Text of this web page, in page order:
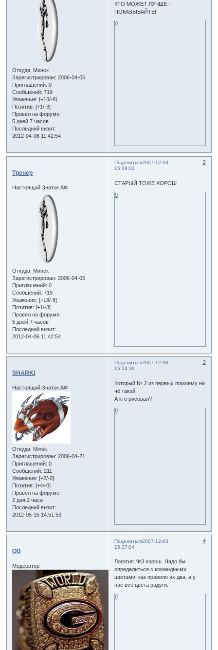
Откуда: Минск
Зарегистрирован: 2006-04-05
Приглашений: 0
Сообщений: 719
Уважение: [+18/-8]
Позитив: [+1/-3]
Провел на форуме:
5 дней 7 часов
Последний визит:
2012-04-06 11:42:54
КТО МОЖЕТ ЛУЧШЕ -
ПОКАЗЫВАЙТЕ!
0
Поделиться 2
2007-12-03
15:09:02
Тренер
Настоящий Знаток АФ
Откуда: Минск
Зарегистрирован: 2006-04-05
Приглашений: 0
Сообщений: 719
Уважение: [+18/-8]
Позитив: [+1/-3]
Провел на форуме:
5 дней 7 часов
Последний визит:
2012-04-06 11:42:54
СТАРЫЙ ТОЖЕ ХОРОШ
0
Поделиться 3
2007-12-03
15:14:38
SHARKI
Настоящий Знаток АФ
Откуда: Minsk
Зарегистрирован: 2006-04-21
Приглашений: 0
Сообщений: 211
Уважение: [+2/-0]
Позитив: [+4/-0]
Провел на форуме:
2 дня 2 часа
Последний визит:
2012-05-15 14:51:53
Который № 2 из первых помоему ни
чё такой!
А кто рисовал?
0
Поделиться 4
2007-12-03
15:37:04
OD
Модератор
Логотип №3 хорош. Надо бы
определиться с командными
цветами: как правило их два, а у
нас все цвета радуги.
0